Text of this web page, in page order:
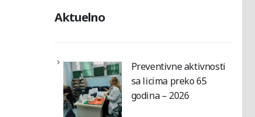
Aktuelno
Preventivne aktivnosti
sa licima preko 65
godina – 2026